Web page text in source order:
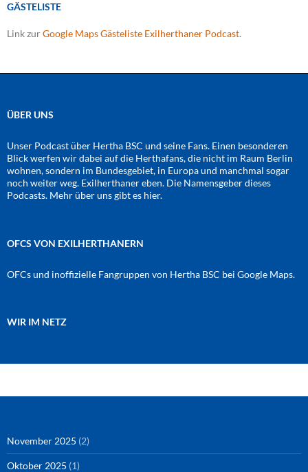
GÄSTELISTE
Link zurGoogle Maps Gästeliste Exilherthaner Podcast.
ÜBER UNS
Unser Podcast über Hertha BSC und seine Fans. Einen besonderen
Blick werfen wir dabei auf die Herthafans, die nicht im Raum Berlin
wohnen, sondern im Bundesgebiet, in Europa und manchmal sogar
noch weiter weg. Exilherthaner eben. Die Namensgeber dieses
Podcasts. Mehr über uns gibt es hier.
OFCS VON EXILHERTHANERN
OFCs und inoffizielle Fangruppen von Hertha BSC bei Google Maps.
WIR IM NETZ
November 2025 (2)
Oktober 2025 (1)